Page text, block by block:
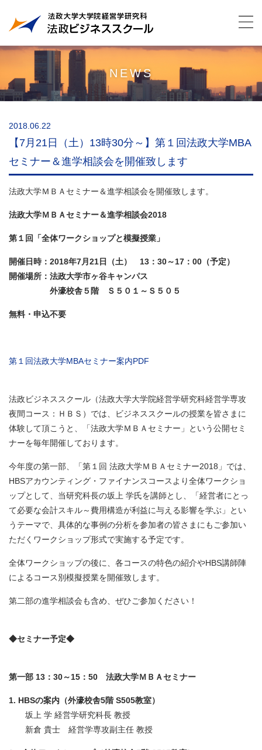
NEWS
2018.06.22
【7月21日（土）13時30分～】第１回法政大学MBA
セミナー＆進学相談会を開催致します
法政大学ＭＢＡセミナー＆進学相談会を開催致します。
法政大学ＭＢＡセミナー＆進学相談会2018
第１回「全体ワークショップと模擬授業」
開催日時：2018年7月21日（土） 13：30～17：00（予定）
開催場所：法政大学市ヶ谷キャンパス
外濠校舎５階 Ｓ５０１～Ｓ５０５
無料・申込不要
第１回法政大学MBAセミナー案内PDF
法政ビジネススクール（法政大学大学院経営学研究科経営学専攻
夜間コース：ＨＢＳ）では、ビジネススクールの授業を皆さまに
体験して頂こうと、「法政大学ＭＢＡセミナー」という公開セミ
ナーを毎年開催しております。
今年度の第一部、「第１回 法政大学ＭＢＡセミナー2018」では、
HBSアカウンティング・ファイナンスコースより全体ワークショ
ップとして、当研究科長の坂上 学氏を講師とし、「経営者にとっ
て必要な会計スキル～費用構造が利益に与える影響を学ぶ」とい
うテーマで、具体的な事例の分析を参加者の皆さまにもご参加い
ただくワークショップ形式で実施する予定です。
全体ワークショップの後に、各コースの特色の紹介やHBS講師陣
によるコース別模擬授業を開催致します。
第二部の進学相談会も含め、ぜひご参加ください！
◆セミナー予定◆
第一部 13：30～15：50 法政大学ＭＢＡセミナー
1. HBSの案内（外濠校舎5階 S505教室）
坂上 学 経営学研究科長 教授
新倉 貴士 経営学専攻副主任 教授